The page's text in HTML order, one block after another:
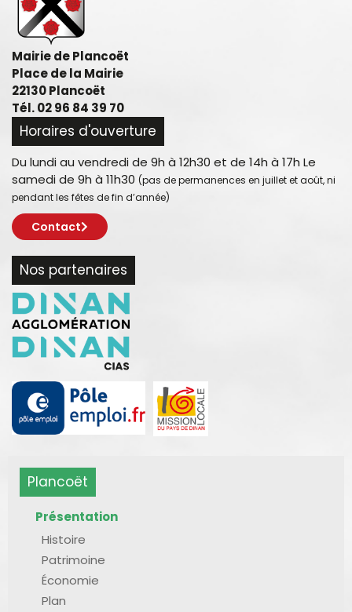
Mairie de Plancoët
Place de la Mairie
22130 Plancoët
Tél. 02 96 84 39 70
Horaires d'ouverture
Du lundi au vendredi de 9h à 12h30 et de 14h à 17h Le
samedi de 9h à 11h30 (pas de permanences en juillet et août, ni
pendant les fêtes de fin d’année)
Contact
Nos partenaires
Plancoët
Présentation
Histoire
Patrimoine
Économie
Plan